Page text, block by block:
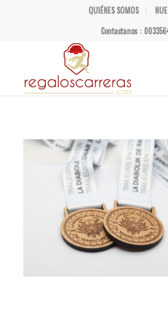
QUIÉNES SOMOS
Contactanos :